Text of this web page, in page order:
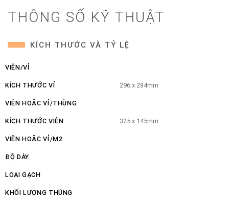
THÔNG SỐ KỸ THUẬT
KÍCH THƯỚC VÀ TỶ LỆ
VIÊN/VỈ
KÍCH THƯỚC VỈ 296 x 284mm
VIÊN HOẶC VỈ/THÙNG
KÍCH THƯỚC VIÊN 325 x 145mm
VIÊN HOẶC VỈ/M2
ĐỘ DÀY
LOẠI GẠCH
KHỐI LƯỢNG THÙNG